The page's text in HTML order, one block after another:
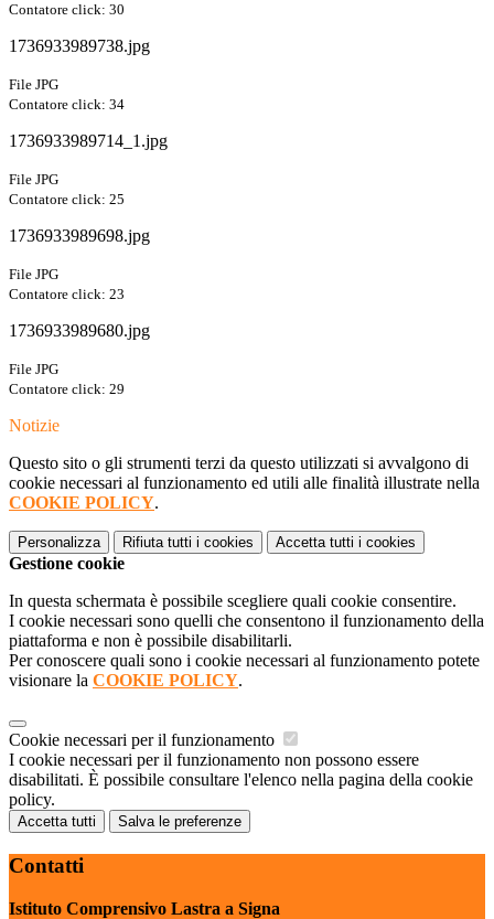
Contatore click: 30
1736933989738.jpg
File JPG
Contatore click: 34
1736933989714_1.jpg
File JPG
Contatore click: 25
1736933989698.jpg
File JPG
Contatore click: 23
1736933989680.jpg
File JPG
Contatore click: 29
Notizie
Questo sito o gli strumenti terzi da questo utilizzati si avvalgono di
cookie necessari al funzionamento ed utili alle finalità illustrate nella
COOKIE POLICY.
Personalizza Rifiuta tutti i cookies Accetta tutti i cookies
Gestione cookie
In questa schermata è possibile scegliere quali cookie consentire.
I cookie necessari sono quelli che consentono il funzionamento della
piattaforma e non è possibile disabilitarli.
Per conoscere quali sono i cookie necessari al funzionamento potete
visionare la COOKIE POLICY.
Cookie necessari per il funzionamento
I cookie necessari per il funzionamento non possono essere
disabilitati. È possibile consultare l'elenco nella pagina della cookie
policy.
Accetta tutti Salva le preferenze
Contatti
Istituto Comprensivo Lastra a Signa